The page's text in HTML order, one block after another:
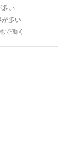
多い
が多い
で働く